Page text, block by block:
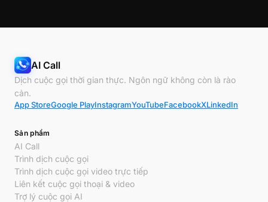
AI Call
Dịch cuộc gọi thời gian thực. Ngôn ngữ không còn là rào
cản.
App StoreGoogle PlayInstagramYouTubeFacebookXLinkedIn
Sản phẩm
AI Call
Trình dịch cuộc gọi
Trình dịch cuộc gọi video trực tiếp
Liên kết cuộc gọi thoại & video
Trợ lý cuộc gọi AI